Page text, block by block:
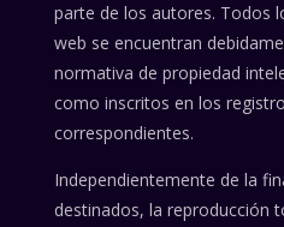
parte de los autores. Todos
web se encuentran
normativa de propiedad
como inscritos en los
correspondientes.
Independientemente de la
destinados, la reproducción